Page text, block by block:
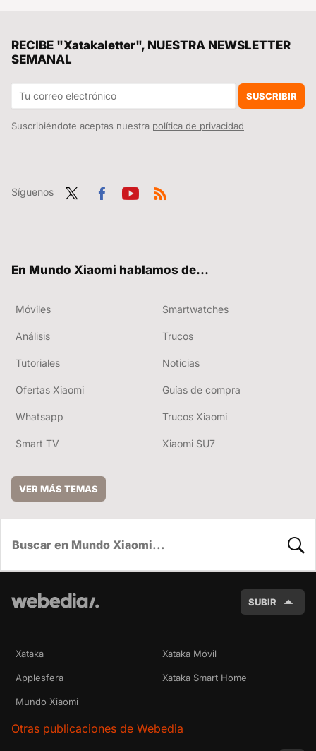
108 LEDs de espectro completo para que trabajar con poca luz sea pan comido: así es la renovación de uno de los mejores inventos de Xiaomi
RECIBE "Xatakaletter", NUESTRA NEWSLETTER
SEMANAL
SUSCRIBIR
Suscribiéndote aceptas nuestra política de privacidad
Síguenos
En Mundo Xiaomi hablamos de...
Móviles Smartwatches
Análisis Trucos
Tutoriales Noticias
Ofertas Xiaomi Guías de compra
Whatsapp Trucos Xiaomi
Smart TV Xiaomi SU7
VER MÁS TEMAS
SUBIR
Xataka Xataka Móvil
Applesfera Xataka Smart Home
Mundo Xiaomi
Otras publicaciones de Webedia